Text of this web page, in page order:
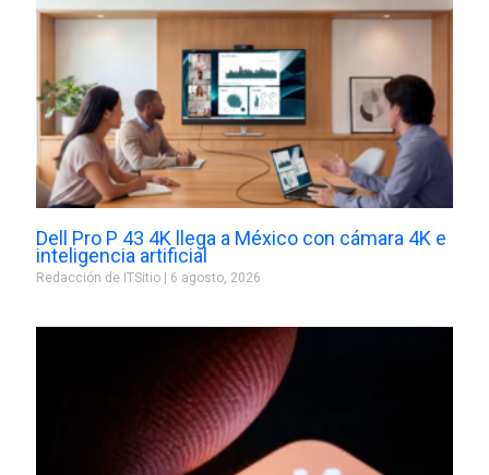
Dell Pro P 43 4K llega a México con cámara 4K e
inteligencia artificial
Redacción de ITSitio 6 agosto, 2026